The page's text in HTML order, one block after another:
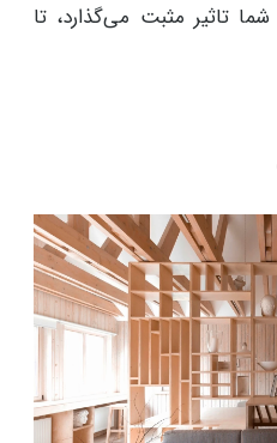
تاثیر مثبت می‌گذارد، تا